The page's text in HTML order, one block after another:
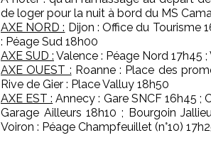
de loger pour la nuit à bord du MS
AXE NORD : Dijon : Office du Tourisme
: Péage Sud 18h00
AXE SUD : Valence : Péage Nord 17h45
AXE OUEST : Roanne : Place des
Rive de Gier : Place Valluy 18h50
AXE EST : Annecy : Gare SNCF 16h45 ;
Garage Ailleurs 18h10 ; Bourgoin
Voiron : Péage Champfeuillet (n°10)